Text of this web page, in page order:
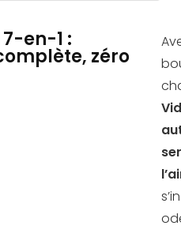
en-1 :
zéro